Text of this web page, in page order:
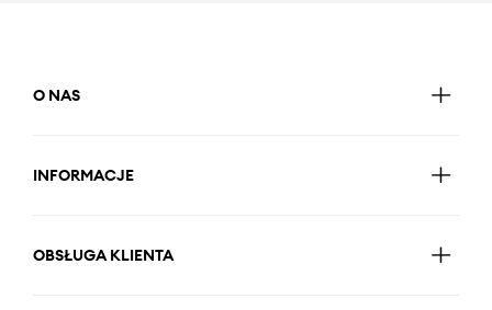
O NAS
INFORMACJE
OBSŁUGA KLIENTA